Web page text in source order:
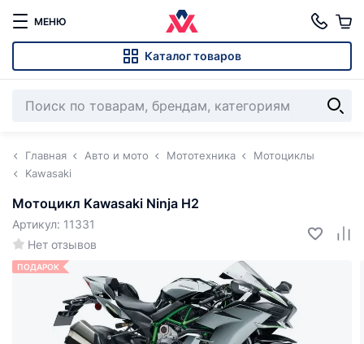
МЕНЮ
Каталог товаров
Главная Авто и мото Мототехника
Мотоциклы
Kawasaki
Мотоцикл Kawasaki Ninja H2
Нет отзывов
Артикул: 11331
ПОДАРОК